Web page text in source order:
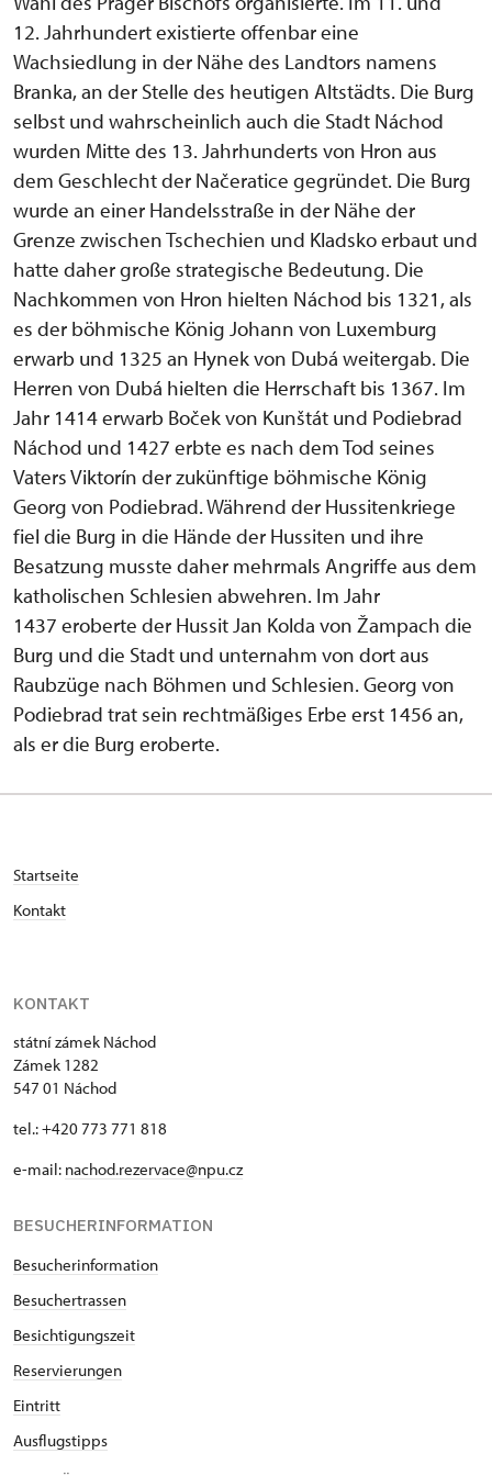
12. Jahrhundert existierte offenbar eine
Wachsiedlung in der Nähe des Landtors namens
Branka, an der Stelle des heutigen Altstädts. Die Burg
selbst und wahrscheinlich auch die Stadt Náchod
wurden Mitte des 13. Jahrhunderts von Hron aus
dem Geschlecht der Načeratice gegründet. Die Burg
wurde an einer Handelsstraße in der Nähe der
Grenze zwischen Tschechien und Kladsko erbaut und
hatte daher große strategische Bedeutung. Die
Nachkommen von Hron hielten Náchod bis 1321, als
es der böhmische König Johann von Luxemburg
erwarb und 1325 an Hynek von Dubá weitergab. Die
Herren von Dubá hielten die Herrschaft bis 1367. Im
Jahr 1414 erwarb Boček von Kunštát und Podiebrad
Náchod und 1427 erbte es nach dem Tod seines
Vaters Viktorín der zukünftige böhmische König
Georg von Podiebrad. Während der Hussitenkriege
fiel die Burg in die Hände der Hussiten und ihre
Besatzung musste daher mehrmals Angriffe aus dem
katholischen Schlesien abwehren. Im Jahr
1437 eroberte der Hussit Jan Kolda von Žampach die
Burg und die Stadt und unternahm von dort aus
Raubzüge nach Böhmen und Schlesien. Georg von
Podiebrad trat sein rechtmäßiges Erbe erst 1456 an,
als er die Burg eroberte.
Startseite
Kontakt
KONTAKT
státní zámek Náchod
Zámek 1282
547 01 Náchod
tel.: +420 773 771 818
e-mail: nachod.rezervace@npu.cz
BESUCHERINFORMATION
Besucherinformation
Besuchertrassen
Besichtigungszeit
Reservierungen
Eintritt
Ausflugstipps